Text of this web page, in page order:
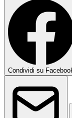
Condividi su